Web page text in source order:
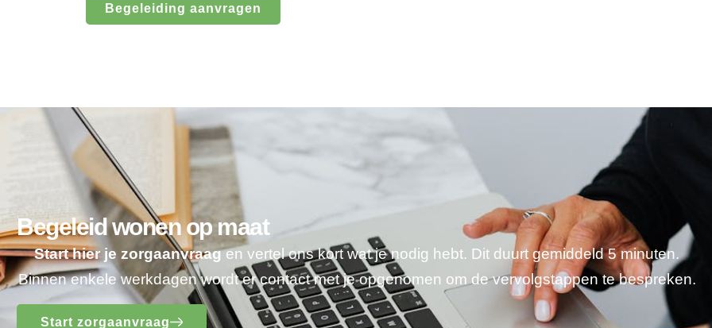
Begeleiding aanvragen
Begeleid wonen op maat
Start hier je zorgaanvraagen vertel ons kort wat je nodig hebt. Dit duurt gemiddeld 5 minuten.
Binnen enkele werkdagen wordt er contact met je opgenomen om de vervolgstappen te bespreken.
Start zorgaanvraag